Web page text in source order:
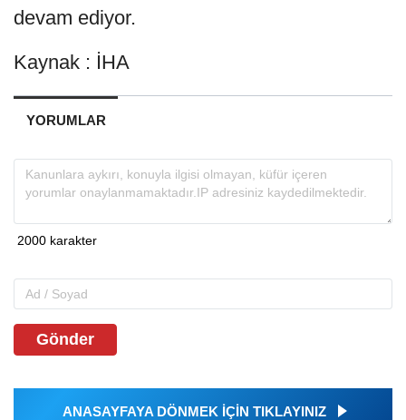
devam ediyor.
Kaynak : İHA
YORUMLAR
Gönder
ANASAYFAYA DÖNMEK İÇİN TIKLAYINIZ